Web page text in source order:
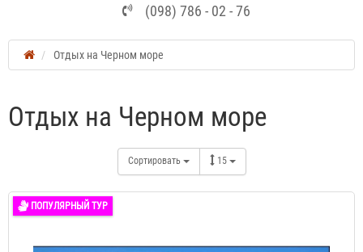
(098) 786 - 02 - 76
Отдых на Черном море
Отдых на Черном море
Сортировать 15
ПОПУЛЯРНЫЙ ТУР